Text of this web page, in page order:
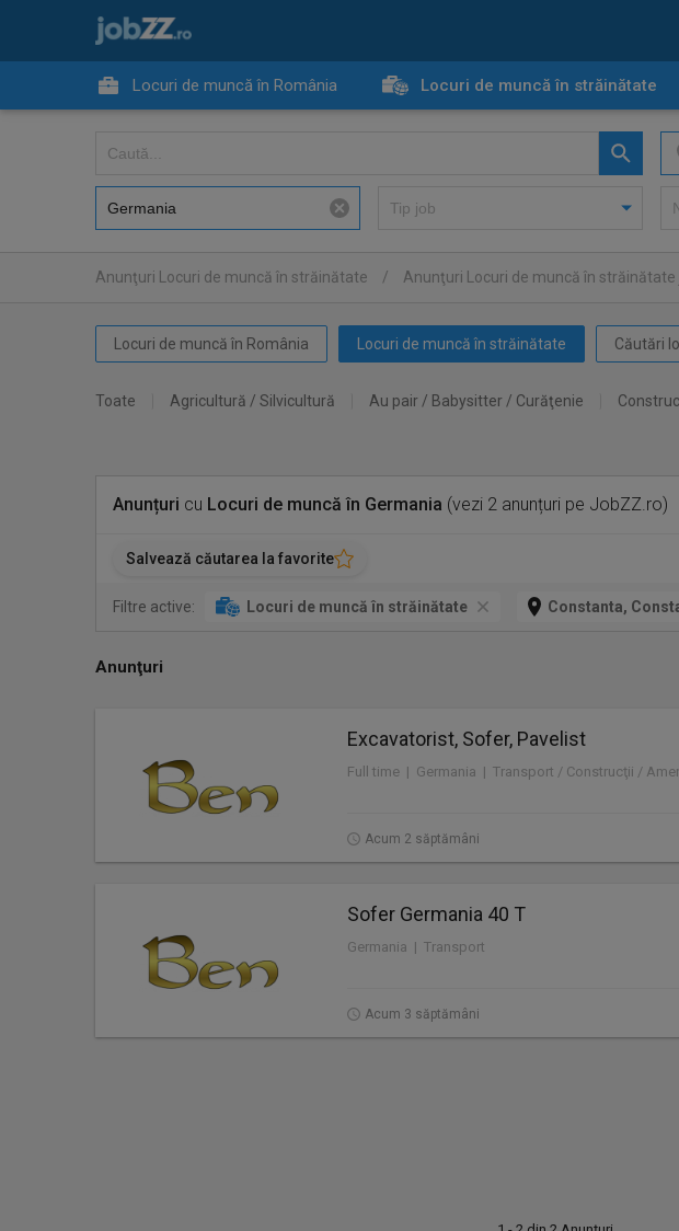
Locuri de muncă în România Locuri de muncă în străinătate
Anunţuri Locuri de muncă în străinătate / Anunţuri Locuri de muncă în
Locuri de muncă în România Locuri de muncă în străinătate Căutări
Toate Agricultură / Silvicultură Au pair / Babysitter / Curăţenie
Anunțuri cu Locuri de muncă în Germania (vezi 2 anunțuri pe JobZZ.ro)
Salvează căutarea la favorite
Filtre active: Locuri de muncă în străinătate Constanta,
Anunţuri
Excavatorist, Sofer, Pavelist
Full time | Germania | Transport / Construcţii /
Acum 2 săptămâni
Sofer Germania 40 T
Germania | Transport
Acum 3 săptămâni